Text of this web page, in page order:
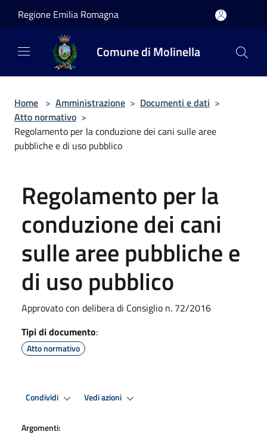
Regione Emilia Romagna
Comune di Molinella
Home > Amministrazione > Documenti e dati >
Atto normativo >
Regolamento per la conduzione dei cani sulle aree
pubbliche e di uso pubblico
Regolamento per la
conduzione dei cani
sulle aree pubbliche e
di uso pubblico
Approvato con delibera di Consiglio n. 72/2016
Tipi di documento:
Atto normativo
Condividi Vedi azioni
Argomenti: